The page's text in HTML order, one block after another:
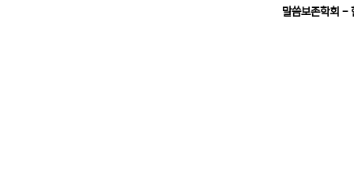
말씀보존학회 -